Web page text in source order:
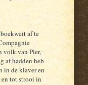
af te
volk van Pier,
af hadden heb
in de klaver en
tot strooi in